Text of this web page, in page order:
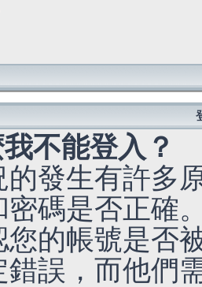
不能登入？
的發生有許多
密碼是否正確
您的帳號是否
錯誤，而他們